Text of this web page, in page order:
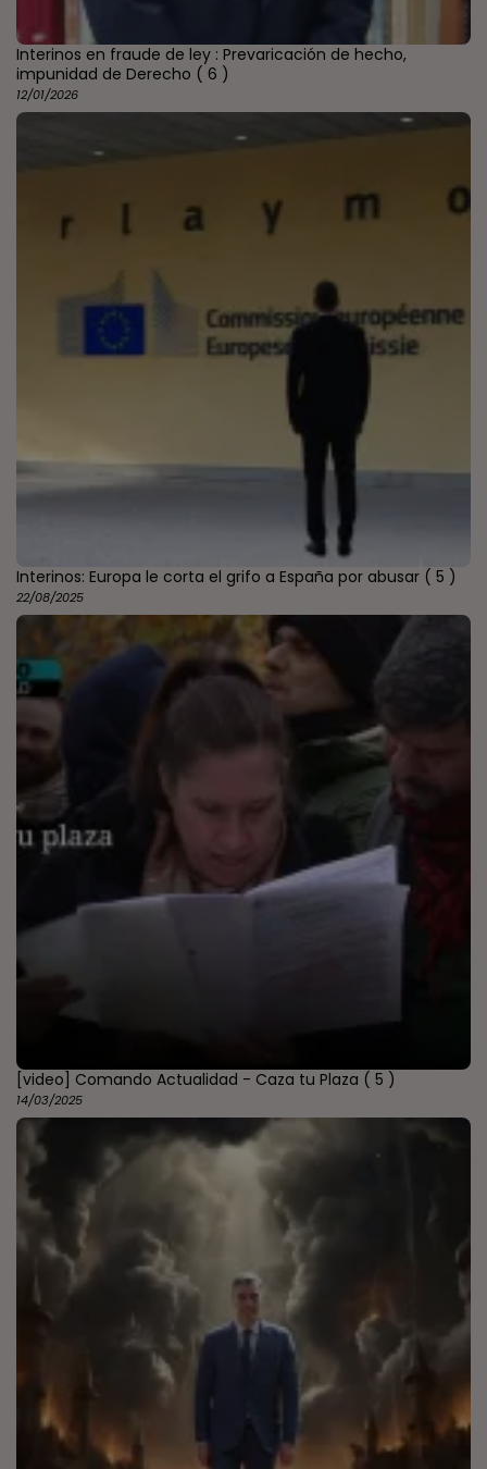
Interinos en fraude de ley : Prevaricación de hecho,
impunidad de Derecho ( 6 )
12/01/2026
Interinos: Europa le corta el grifo a España por abusar ( 5 )
22/08/2025
[video] Comando Actualidad - Caza tu Plaza ( 5 )
14/03/2025